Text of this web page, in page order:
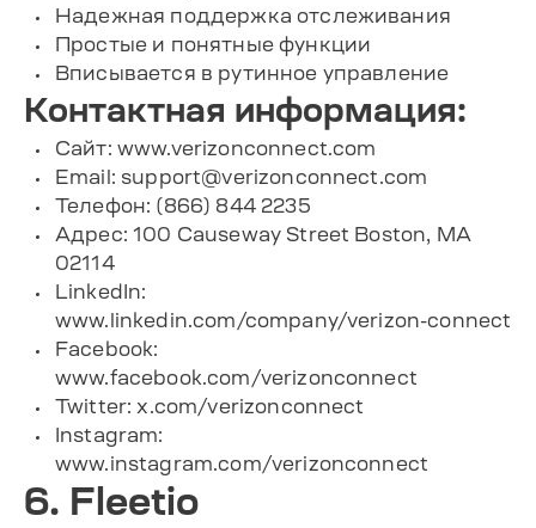
Надежная поддержка отслеживания
Простые и понятные функции
Вписывается в рутинное управление
Контактная информация:
Сайт: www.verizonconnect.com
Email: support@verizonconnect.com
Телефон: (866) 844 2235
Адрес: 100 Causeway Street Boston, MA
02114
LinkedIn:
www.linkedin.com/company/verizon-connect
Facebook:
www.facebook.com/verizonconnect
Twitter: x.com/verizonconnect
Instagram:
www.instagram.com/verizonconnect
6. Fleetio